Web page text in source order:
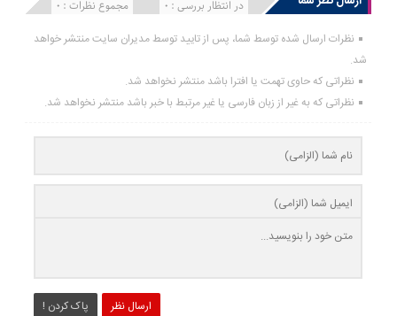
مجموع نظرات : 0 در انتظار بررسی : 0 انتشار یافته : 0
نظرات ارسال شده توسط شما، پس از تایید توسط مدیران سایت منتشر خواهد
شد.
نظراتی که حاوی تهمت یا افترا باشد منتشر نخواهد شد.
نظراتی که به غیر از زبان فارسی یا غیر مرتبط با خبر باشد منتشر نخواهد شد.
ارسال نظر پاک کردن !